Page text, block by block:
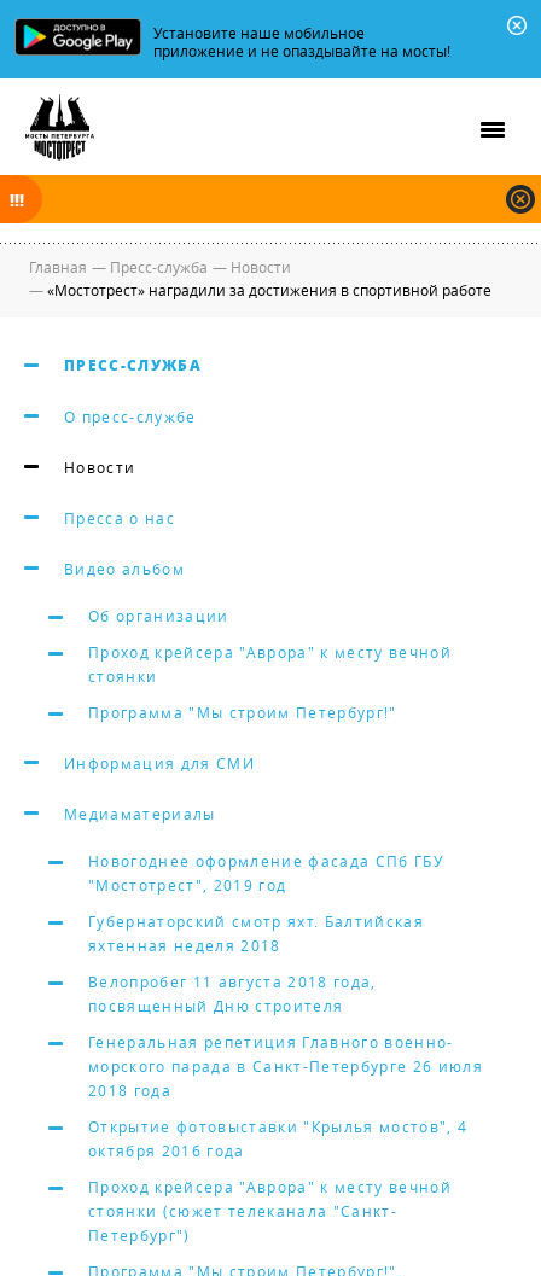
Установите наше мобильное
приложение и не опаздывайте на мосты!
разводятся по графику.
Главная — Пресс-служба — Новости
—«Мостотрест» наградили за достижения в спортивной работе
ПРЕСС-СЛУЖБА
О пресс-службе
Новости
Пресса о нас
Видео альбом
Об организации
Проход крейсера "Аврора" к месту вечной
стоянки
Программа "Мы строим Петербург!"
Информация для СМИ
Медиаматериалы
Новогоднее оформление фасада СПб ГБУ
"Мостотрест", 2019 год
Губернаторский смотр яхт. Балтийская
яхтенная неделя 2018
Велопробег 11 августа 2018 года,
посвященный Дню строителя
Генеральная репетиция Главного военно-
морского парада в Санкт-Петербурге 26 июля
2018 года
Открытие фотовыставки "Крылья мостов", 4
октября 2016 года
Проход крейсера "Аврора" к месту вечной
стоянки (сюжет телеканала "Санкт-
Петербург")
Программа "Мы строим Петербург!",